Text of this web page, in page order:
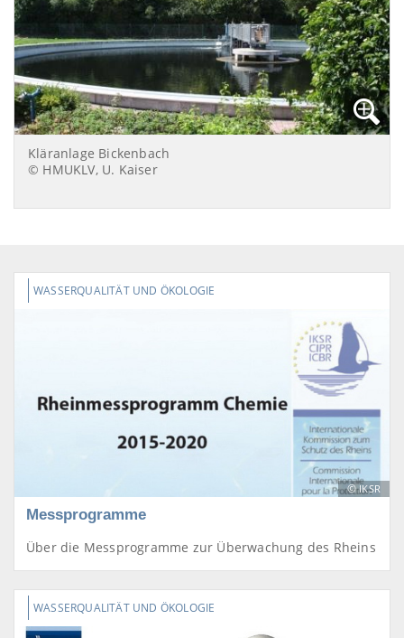
Kläranlage Bickenbach
© HMUKLV, U. Kaiser
WASSERQUALITÄT UND ÖKOLOGIE
©IKSR
Messprogramme
Über die Messprogramme zur Überwachung des Rheins
WASSERQUALITÄT UND ÖKOLOGIE